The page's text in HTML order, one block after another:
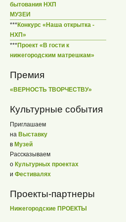
бытования НХП
МУЗЕИ
***Конкурс «Наша открытка -
НХП»
***Проект «В гости к
нижегородским матрешкам»
Премия
«ВЕРНОСТЬ ТВОРЧЕСТВУ»
Культурные события
Приглашаем
на Выставку
в Музей
Рассказываем
о Культурных проектах
и Фестивалях
Проекты-партнеры
Нижегородские ПРОЕКТЫ